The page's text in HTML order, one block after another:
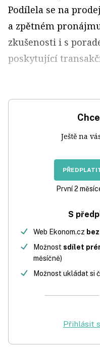
Podílela se na
a zpětném
zkušenosti i s
poskytující
Ještě na
První 2
S
Web Ekonom.cz
Možnost sdílet
měsíčně)
Možnost ukládat si
Přihlásit